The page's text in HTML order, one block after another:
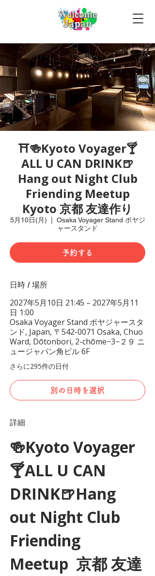
⛩🍻Kyoto Voyager🍸
ALL U CAN DRINK🍺
Hang out Night Club
Friending Meetup
Kyoto 京都 友達作り
5月10日(月)
Osaka Voyager Stand ボヤジ
ャースタンド
予約する
日時 / 場所
2027年5月10日 21:45 – 2027年5月11
日 1:00
Osaka Voyager Stand ボヤジャースタ
ンド, Japan, 〒542-0071 Osaka, Chuo
Ward, Dōtonbori, 2-chōme−3−２９ ニ
ュージャパン角ビル 6F
さらに295件の日付
別の日時を選択
詳細
🍻Kyoto Voyager
🍸ALL U CAN
DRINK🍺Hang
out Night Club
Friending
Meetup  京都 友達